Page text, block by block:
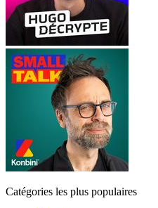
Catégories les plus populaires